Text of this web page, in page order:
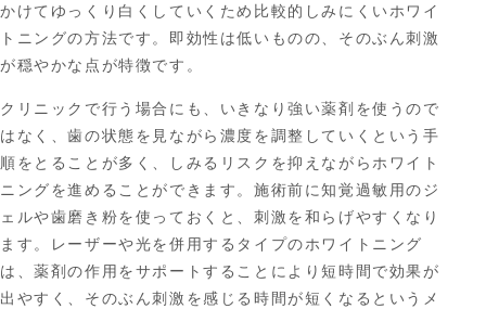
かけてゆっくり白くしていくため比較的しみにくいホワイ
トニングの方法です。即効性は低いものの、そのぶん刺激
が穏やかな点が特徴です。
クリニックで行う場合にも、いきなり強い薬剤を使うので
はなく、歯の状態を見ながら濃度を調整していくという手
順をとることが多く、しみるリスクを抑えながらホワイト
ニングを進めることができます。施術前に知覚過敏用のジ
ェルや歯磨き粉を使っておくと、刺激を和らげやすくなり
ます。レーザーや光を併用するタイプのホワイトニング
は、薬剤の作用をサポートすることにより短時間で効果が
出やすく、そのぶん刺激を感じる時間が短くなるというメ